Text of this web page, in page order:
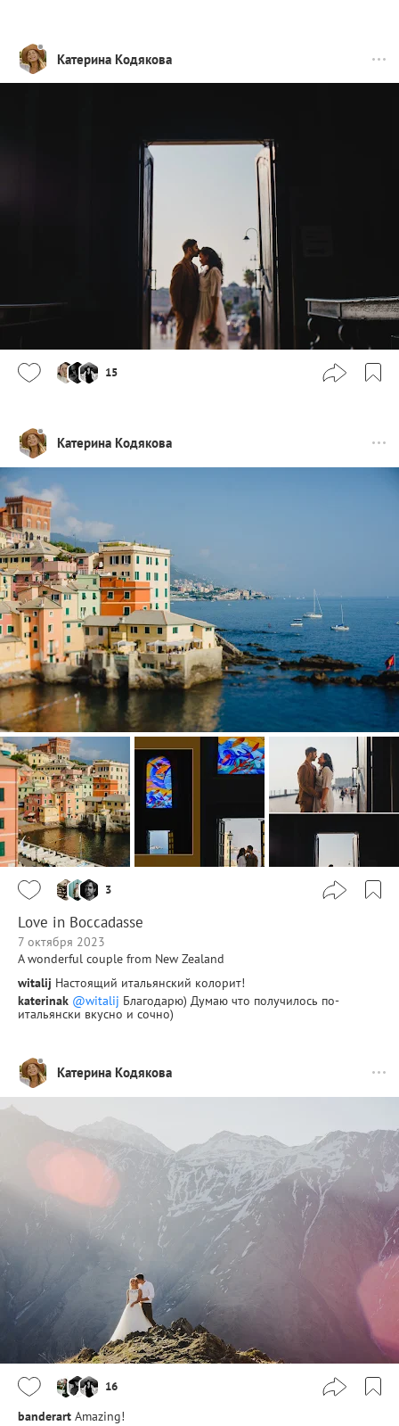
Катерина Кодякова
15
Катерина Кодякова
3
Love in Boccadasse
7 октября 2023
A wonderful couple from New Zealand
witalij Настоящий итальянский колорит!
katerinak @witalij Благодарю) Думаю что получилось по-
итальянски вкусно и сочно)
Катерина Кодякова
16
banderart Amazing!